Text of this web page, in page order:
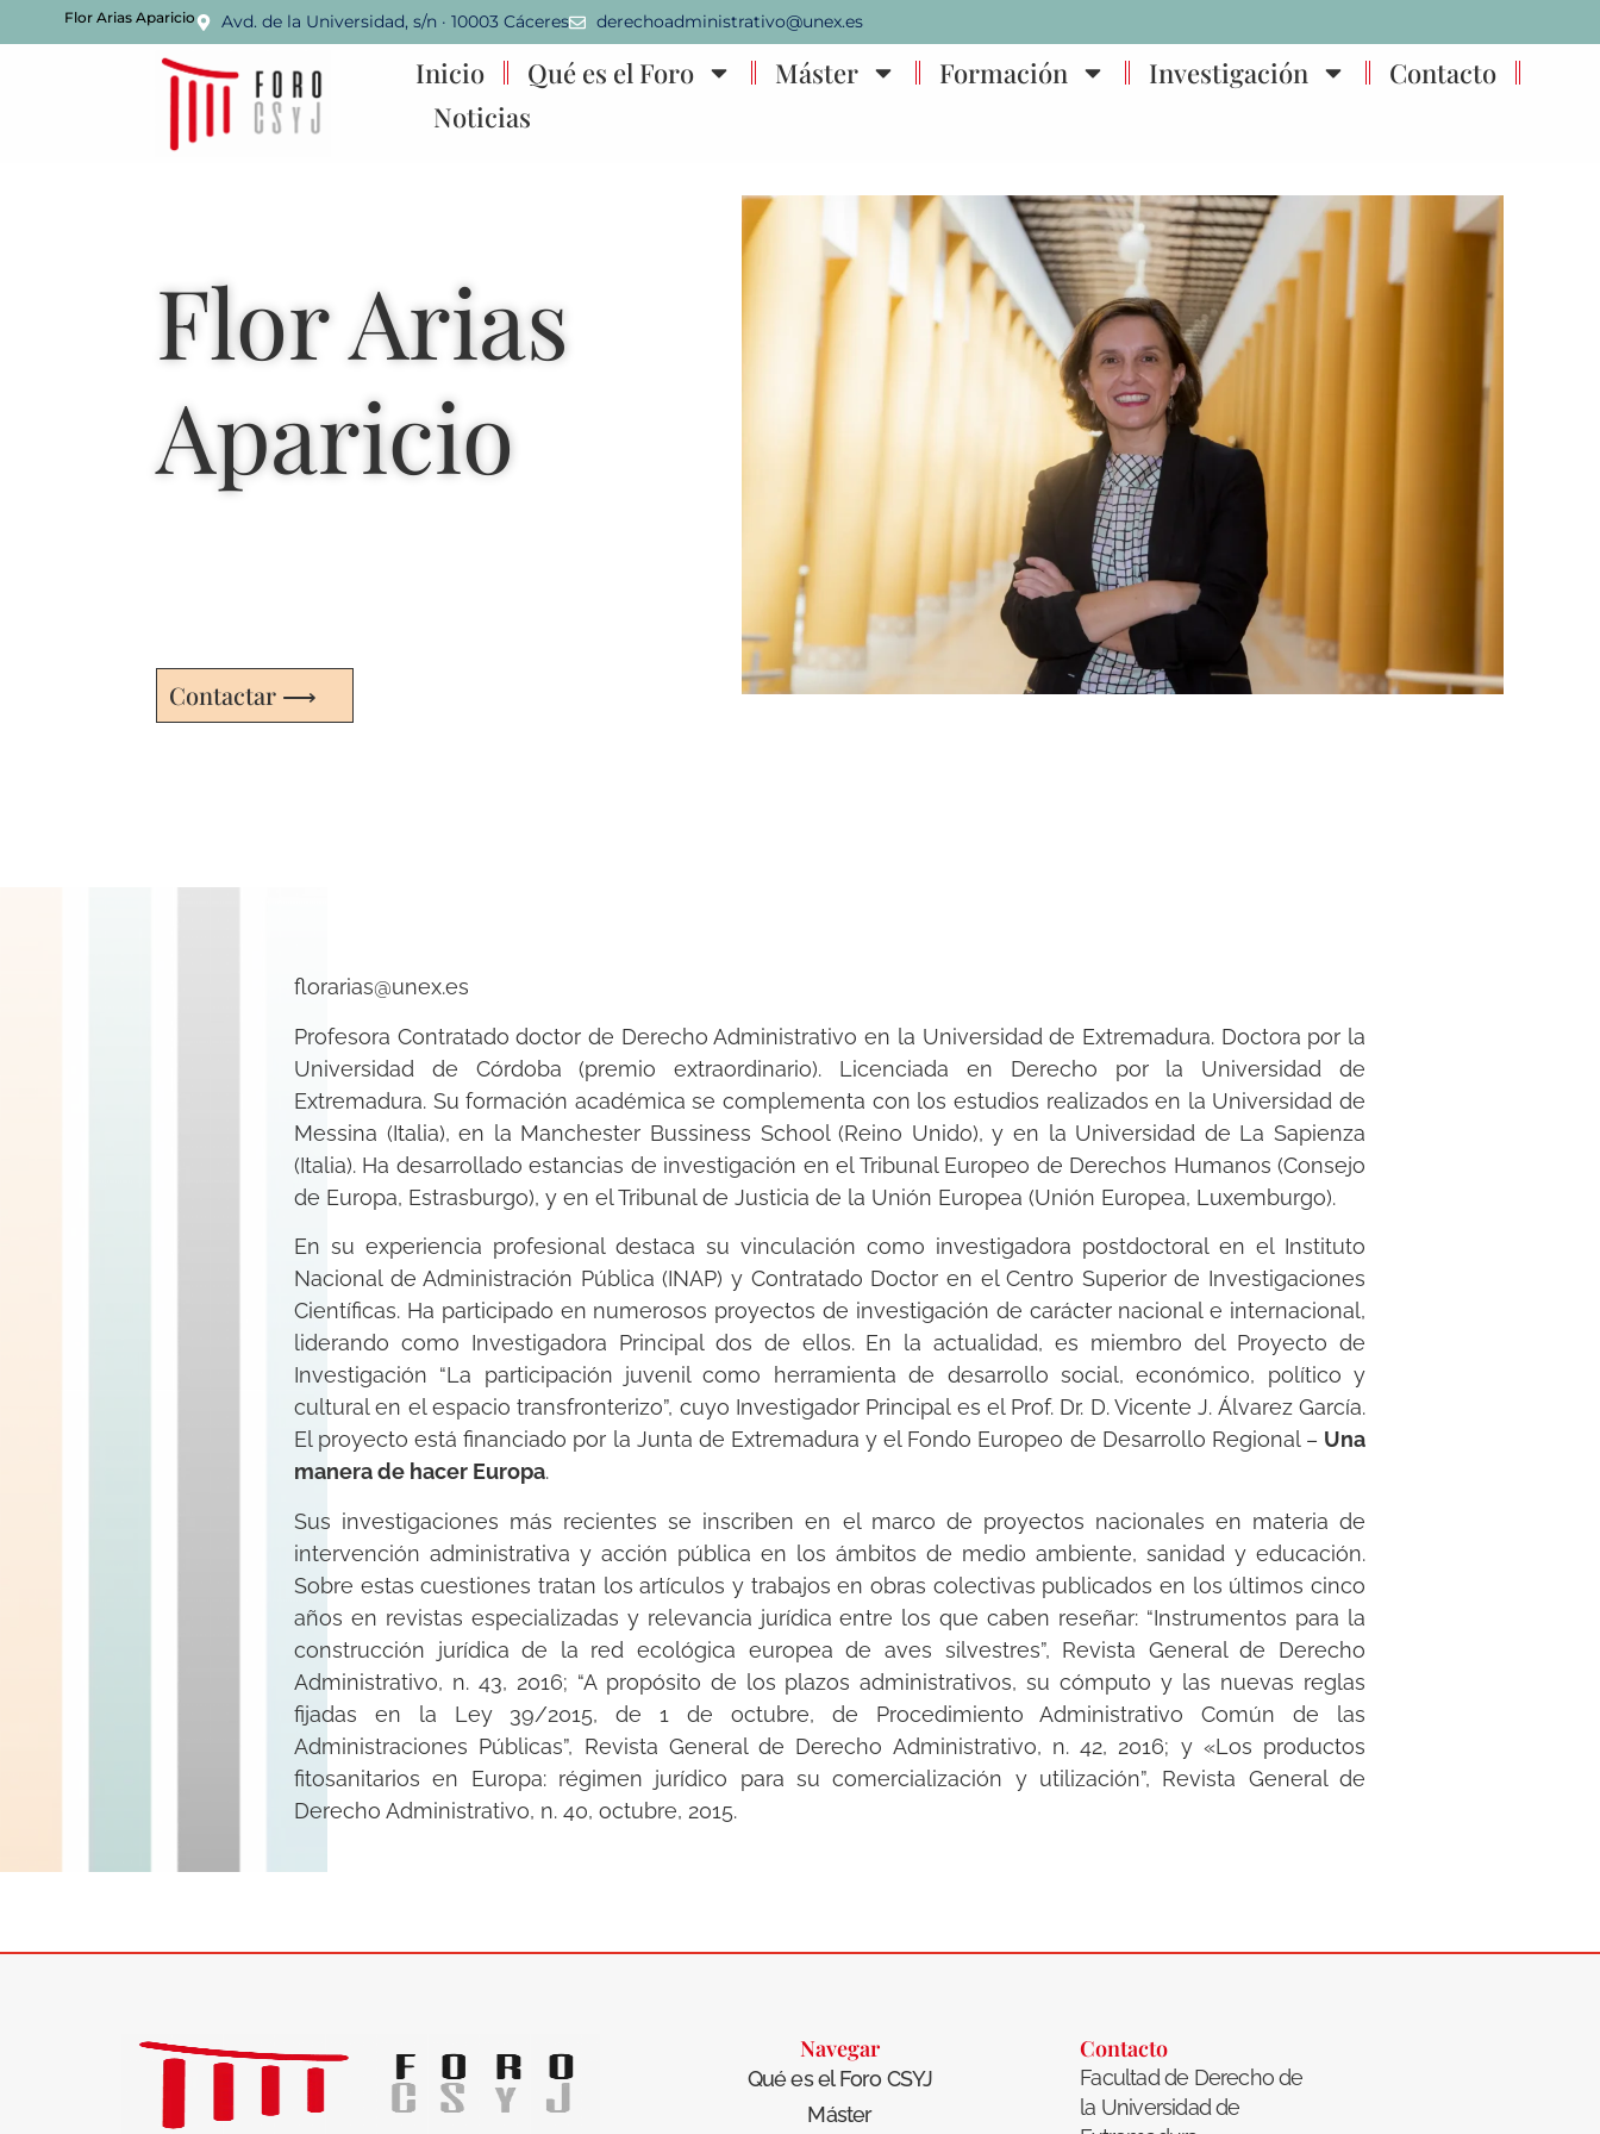
Flor Arias Aparicio Avd. de la Universidad, s/n · 10003 Cáceres derechoadministrativo@unex.es
Inicio Qué es el Foro Máster Formación Investigación
Contacto
Noticias
Flor Arias
Aparicio
Contactar ⟶
florarias@unex.es
Profesora Contratado doctor de Derecho Administrativo en la Universidad de Extremadura. Doctora por la
Universidad de Córdoba (premio extraordinario). Licenciada en Derecho por la Universidad de
Extremadura. Su formación académica se complementa con los estudios realizados en la Universidad de
Messina (Italia), en la Manchester Bussiness School (Reino Unido), y en la Universidad de La Sapienza
(Italia). Ha desarrollado estancias de investigación en el Tribunal Europeo de Derechos Humanos (Consejo
de Europa, Estrasburgo), y en el Tribunal de Justicia de la Unión Europea (Unión Europea, Luxemburgo).
En su experiencia profesional destaca su vinculación como investigadora postdoctoral en el Instituto
Nacional de Administración Pública (INAP) y Contratado Doctor en el Centro Superior de Investigaciones
Científicas. Ha participado en numerosos proyectos de investigación de carácter nacional e internacional,
liderando como Investigadora Principal dos de ellos. En la actualidad, es miembro del Proyecto de
Investigación “La participación juvenil como herramienta de desarrollo social, económico, político y
cultural en el espacio transfronterizo”, cuyo Investigador Principal es el Prof. Dr. D. Vicente J. Álvarez García.
El proyecto está financiado por la Junta de Extremadura y el Fondo Europeo de Desarrollo Regional – Una
manera de hacer Europa.
Sus investigaciones más recientes se inscriben en el marco de proyectos nacionales en materia de
intervención administrativa y acción pública en los ámbitos de medio ambiente, sanidad y educación.
Sobre estas cuestiones tratan los artículos y trabajos en obras colectivas publicados en los últimos cinco
años en revistas especializadas y relevancia jurídica entre los que caben reseñar: “Instrumentos para la
construcción jurídica de la red ecológica europea de aves silvestres”, Revista General de Derecho
Administrativo, n. 43, 2016; “A propósito de los plazos administrativos, su cómputo y las nuevas reglas
fijadas en la Ley 39/2015, de 1 de octubre, de Procedimiento Administrativo Común de las
Administraciones Públicas”, Revista General de Derecho Administrativo, n. 42, 2016; y «Los productos
fitosanitarios en Europa: régimen jurídico para su comercialización y utilización”, Revista General de
Derecho Administrativo, n. 40, octubre, 2015.
Navegar
Qué es el Foro CSYJ
Máster
Contacto
Facultad de Derecho de
la Universidad de